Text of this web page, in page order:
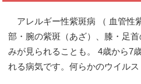
アレルギー性紫斑病 （ 血管性
部・腕の紫斑（あざ）、膝・足
みが見られることも。 4歳から7
れる病気です。何らかのウイル